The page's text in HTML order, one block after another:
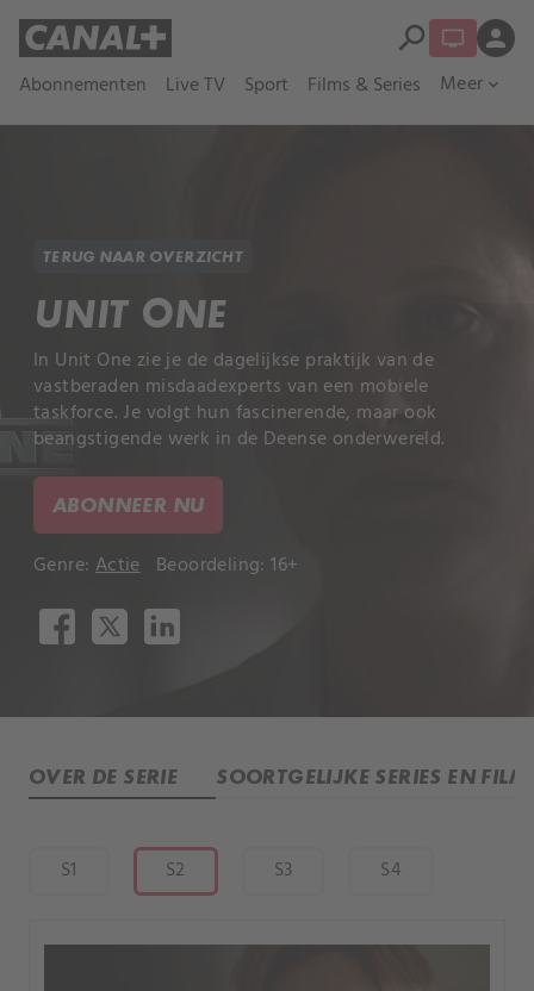
Abonnementen Live TV Sport Films & Series Meer expand_more
search person
TERUG NAAR OVERZICHT
UNIT ONE
In Unit One zie je de dagelijkse praktijk van de
vastberaden misdaadexperts van een mobiele
taskforce. Je volgt hun fascinerende, maar ook
beangstigende werk in de Deense onderwereld.
ABONNEER NU
Genre: Actie Beoordeling: 16+
OVER DE SERIE SOORTGELIJKE SERIES EN
S1 S2 S3 S4